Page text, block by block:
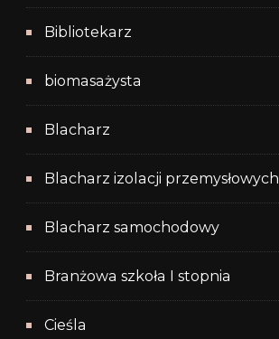
Bibliotekarz
biomasażysta
Blacharz
Blacharz izolacji przemysłowych
Blacharz samochodowy
Branżowa szkoła I stopnia
Cieśla